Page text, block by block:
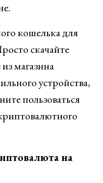
кошелька для
скачайте
магазина
устройства,
пользоваться
на